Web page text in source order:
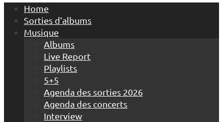
Home
Sorties d’albums
Musique
Albums
Live Report
Playlists
5+5
Agenda des sorties 2026
Agenda des concerts
Interview